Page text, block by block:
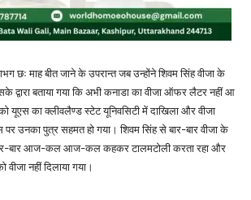
छः माह बीत जाने के उपरान्त जब उन्होंने शिवम सिंह वीजा के
द्वारा बताया गया कि अभी कनाडा का वीजा ऑफर लैटर नहीं आ
यूएस का क्लीवलैण्ड स्टेट यूनिवसिटी में दाखिला और वीजा
पर उनका पुत्र सहमत हो गया। शिवम सिंह से बार-बार वीजा के
बार आज-कल आज-कल कहकर टालमटोली करता रहा और
नहीं दिलाया गया।